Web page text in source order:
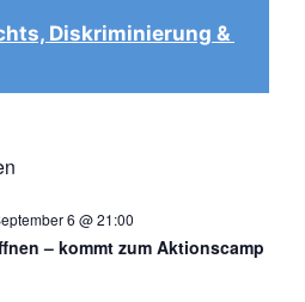
Diskriminierung &
6 @ 21:00
– kommt zum Aktionscamp